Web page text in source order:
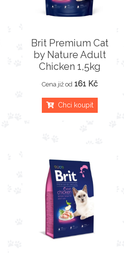
Brit Premium Cat
by Nature Adult
Chicken 1,5kg
Cena již od 161 Kč
Chci koupit